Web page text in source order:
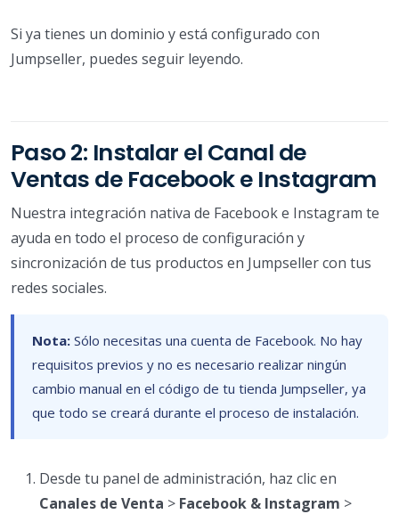
Si ya tienes un dominio y está configurado con
Jumpseller, puedes seguir leyendo.
Paso 2: Instalar el Canal de
Ventas de Facebook e Instagram
Nuestra integración nativa de Facebook e Instagram te
ayuda en todo el proceso de configuración y
sincronización de tus productos en Jumpseller con tus
redes sociales.
Nota: Sólo necesitas una cuenta de Facebook. No hay
requisitos previos y no es necesario realizar ningún
cambio manual en el código de tu tienda Jumpseller, ya
que todo se creará durante el proceso de instalación.
Desde tu panel de administración, haz clic en
Canales de Venta > Facebook & Instagram >